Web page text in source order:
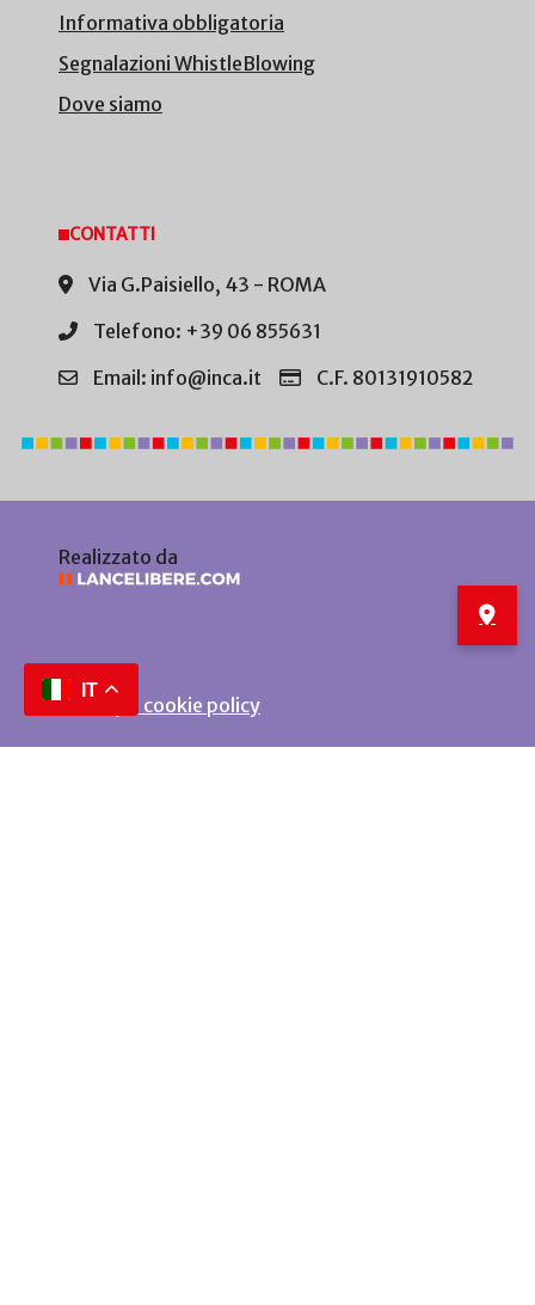
Informativa obbligatoria
Segnalazioni WhistleBlowing
Dove siamo
CONTATTI
Via G.Paisiello, 43 - ROMA
Telefono: +39 06 855631
Email: info@inca.it
C.F. 80131910582
Realizzato da
Privacy e cookie policy
IT